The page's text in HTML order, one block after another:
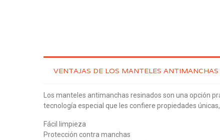
VENTAJAS DE LOS MANTELES ANTIMANCHAS
Los manteles antimanchas resinados son una opción
tecnología especial que les confiere propiedades
Fácil limpieza
Protección contra manchas